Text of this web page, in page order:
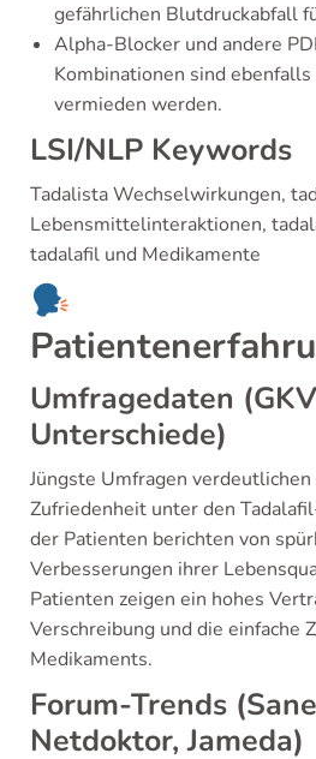
gefährlichen Blutdruckabfall
Alpha-Blocker und andere
Kombinationen sind
vermieden werden.
LSI/NLP Keywords
Tadalista Wechselwirkungen,
Lebensmittelinteraktionen,
tadalafil und Medikamente
Umfragedaten
Unterschiede)
Jüngste Umfragen
Zufriedenheit unter den
der Patienten berichten von
Verbesserungen ihrer
Patienten zeigen ein hohes
Verschreibung und die einfache
Medikaments.
Forum-Trends
Netdoktor, Jameda)